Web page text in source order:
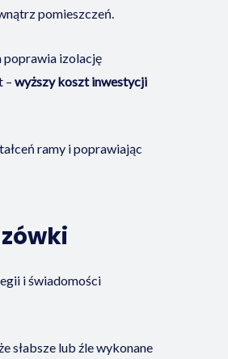
pomieszczeń.
poprawia izolację
– wyższy koszt inwestycji
ramy i poprawiając
i świadomości
słabsze lub źle wykonane